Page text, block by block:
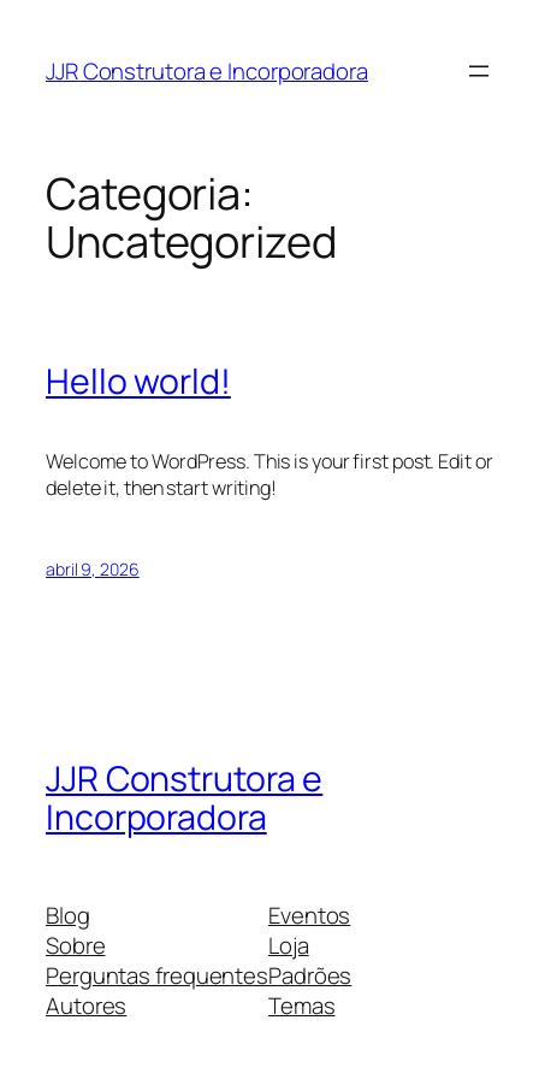
JJR Construtora e Incorporadora
Categoria:
Uncategorized
Hello world!
Welcome to WordPress. This is your first post. Edit or
delete it, then start writing!
abril 9, 2026
JJR Construtora e
Incorporadora
Blog
Sobre
Perguntas frequentes
Autores
Eventos
Loja
Padrões
Temas